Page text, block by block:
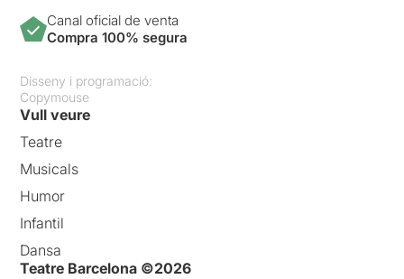
Canal oficial de venta
Compra 100% segura
Disseny i programació:
Copymouse
Vull veure
Teatre
Musicals
Humor
Infantil
Dansa
Teatre Barcelona ©2026